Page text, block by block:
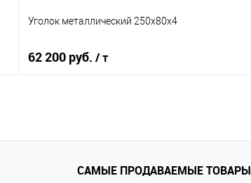
Уголок металлический 250х80х4
62 200 руб. / т
В избранное
Под заказ
САМЫЕ ПРОДАВАЕМЫЕ ТОВАРЫ